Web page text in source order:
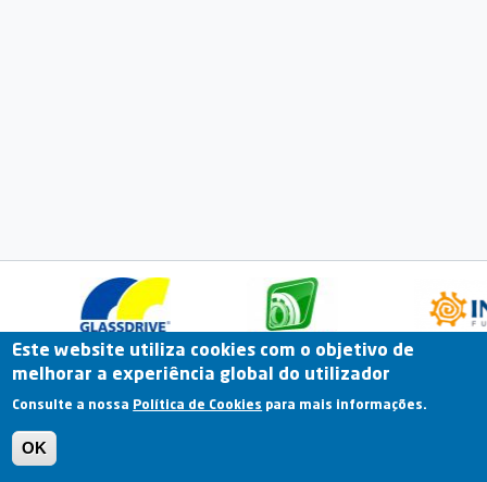
Previous
Fale Connosco Portal Online Arquivo
Termos e Condições | Política de Privacidade |
Este website utiliza cookies com o objetivo de
melhorar a experiência global do utilizador
Consulte a nossa Política de Cookies para mais informações.
OK